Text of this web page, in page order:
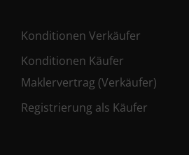
Konditionen Verkäufer
Konditionen Käufer
Maklervertrag (Verkäufer)
Registrierung als Käufer